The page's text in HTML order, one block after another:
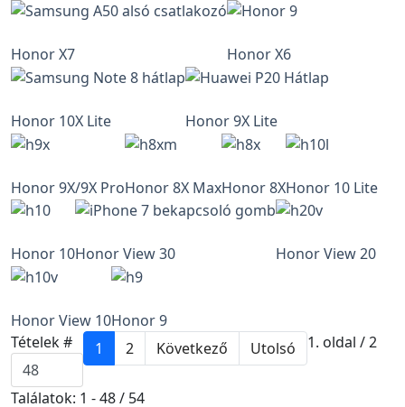
Honor X7 Honor X6
Honor 10X Lite Honor 9X Lite
Honor 9X/9X ProHonor 8X MaxHonor 8XHonor 10 Lite
Honor 10Honor View 30 Honor View 20
Honor View 10Honor 9
Tételek #
1 2 Következő Utolsó 1. oldal / 2
Találatok: 1 - 48 / 54